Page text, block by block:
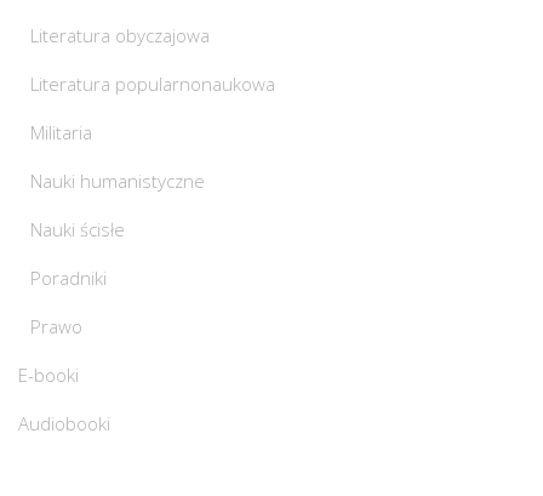
Literatura obyczajowa
Literatura popularnonaukowa
Militaria
Nauki humanistyczne
Nauki ścisłe
Poradniki
Prawo
E-booki
Audiobooki